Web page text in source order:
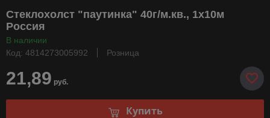
Стеклохолст "паутинка" 40г/м.кв., 1х10м
Россия
В наличии
Код: 4814273005992
Розница
21,89 руб.
Купить